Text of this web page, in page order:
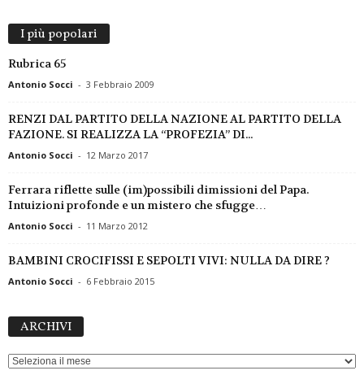
I più popolari
Rubrica 65
Antonio Socci - 3 Febbraio 2009
RENZI DAL PARTITO DELLA NAZIONE AL PARTITO DELLA
FAZIONE. SI REALIZZA LA “PROFEZIA” DI...
Antonio Socci - 12 Marzo 2017
Ferrara riflette sulle (im)possibili dimissioni del Papa.
Intuizioni profonde e un mistero che sfugge…
Antonio Socci - 11 Marzo 2012
BAMBINI CROCIFISSI E SEPOLTI VIVI: NULLA DA DIRE ?
Antonio Socci - 6 Febbraio 2015
ARCHIVI